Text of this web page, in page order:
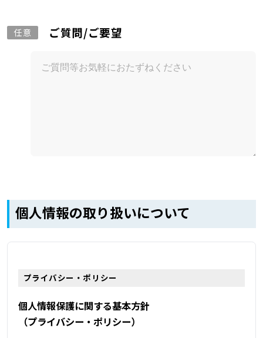
任意 ご質問/ご要望
個人情報の取り扱いについて
プライバシー・ポリシー
個人情報保護に関する基本方針
（プライバシー・ポリシー）